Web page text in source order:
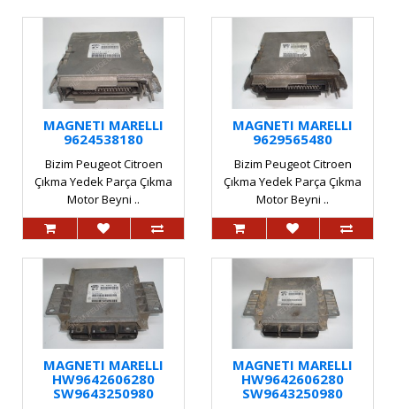
MAGNETI MARELLI
9624538180
Bizim Peugeot Citroen
Çıkma Yedek Parça Çıkma
Motor Beyni ..
MAGNETI MARELLI
9629565480
Bizim Peugeot Citroen
Çıkma Yedek Parça Çıkma
Motor Beyni ..
MAGNETI MARELLI
HW9642606280
SW9643250980
MAGNETI MARELLI
HW9642606280
SW9643250980